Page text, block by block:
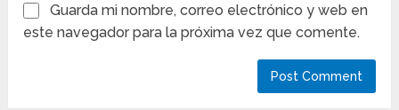
Guarda mi nombre, correo electrónico y web en
este navegador para la próxima vez que comente.